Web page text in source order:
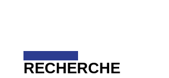
RECHERCHE